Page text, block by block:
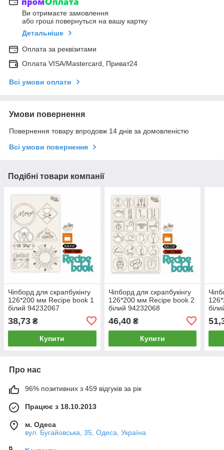
Ви отримаєте замовлення
або гроші повернуться на вашу картку
Детальніше
Оплата за реквізитами
Оплата VISA/Mastercard, Приват24
Всі умови оплати
Умови повернення
Повернення товару впродовж 14 днів за домовленістю
Всі умови повернення
Подібні товари компанії
Чіпборд для скрапбукінгу
126*200 мм Recipe book 1
білий 94232067
38,73 ₴
Купити
Чіпборд для скрапбукінгу
126*200 мм Recipe book 2
білий 94232068
46,40₴
Купити
Про нас
96% позитивних з 459 відгуків за рік
Працює з 18.10.2013
м. Одеса
вул. Бугайовська, 35, Одеса, Україна